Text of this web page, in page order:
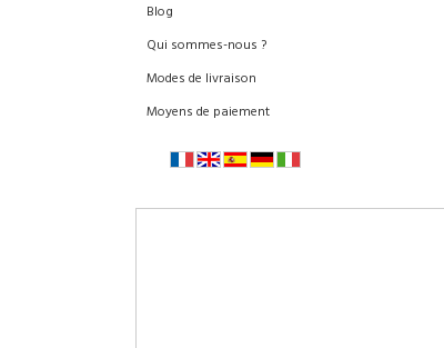
Blog
Qui sommes-nous ?
Modes de livraison
Moyens de paiement